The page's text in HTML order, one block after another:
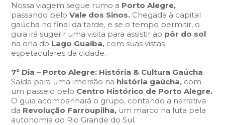
Nossa viagem segue rumo a Porto Alegre,
passando peloVale dos Sinos. Chegada à capital
gaúcha no final da tarde, e se o tempo permitir, o
guia irá sugerir uma visita para assistir ao pôr do sol
na orla do Lago Guaíba, com suas vistas
espetaculares da cidade.
7º Dia – Porto Alegre: História & Cultura Gaúcha
Saída para uma imersão na história gaúcha, com
um passeio pelo Centro Histórico de Porto Alegre.
O guia acompanhará o grupo, contando a narrativa
da Revolução Farroupilha, um marco na luta pela
autonomia do Rio Grande do Sul.